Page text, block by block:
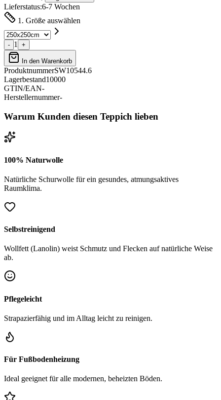
Lieferstatus:6-7 Wochen
1. Größe auswählen
- 1 +
In den Warenkorb
ProduktnummerSW10544.6
Lagerbestand10000
GTIN/EAN-
Herstellernummer-
Warum Kunden diesen Teppich lieben
100% Naturwolle
Natürliche Schurwolle für ein gesundes, atmungsaktives
Raumklima.
Selbstreinigend
Wollfett (Lanolin) weist Schmutz und Flecken auf natürliche Weise
ab.
Pflegeleicht
Strapazierfähig und im Alltag leicht zu reinigen.
Für Fußbodenheizung
Ideal geeignet für alle modernen, beheizten Böden.